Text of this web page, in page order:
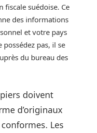
fiscale suédoise. Ce
des informations
et votre pays
possédez pas, il se
du bureau des
doivent
d’originaux
Les